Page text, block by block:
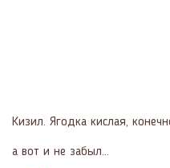
Кизил. Ягодка кислая,
а вот и не забыл...